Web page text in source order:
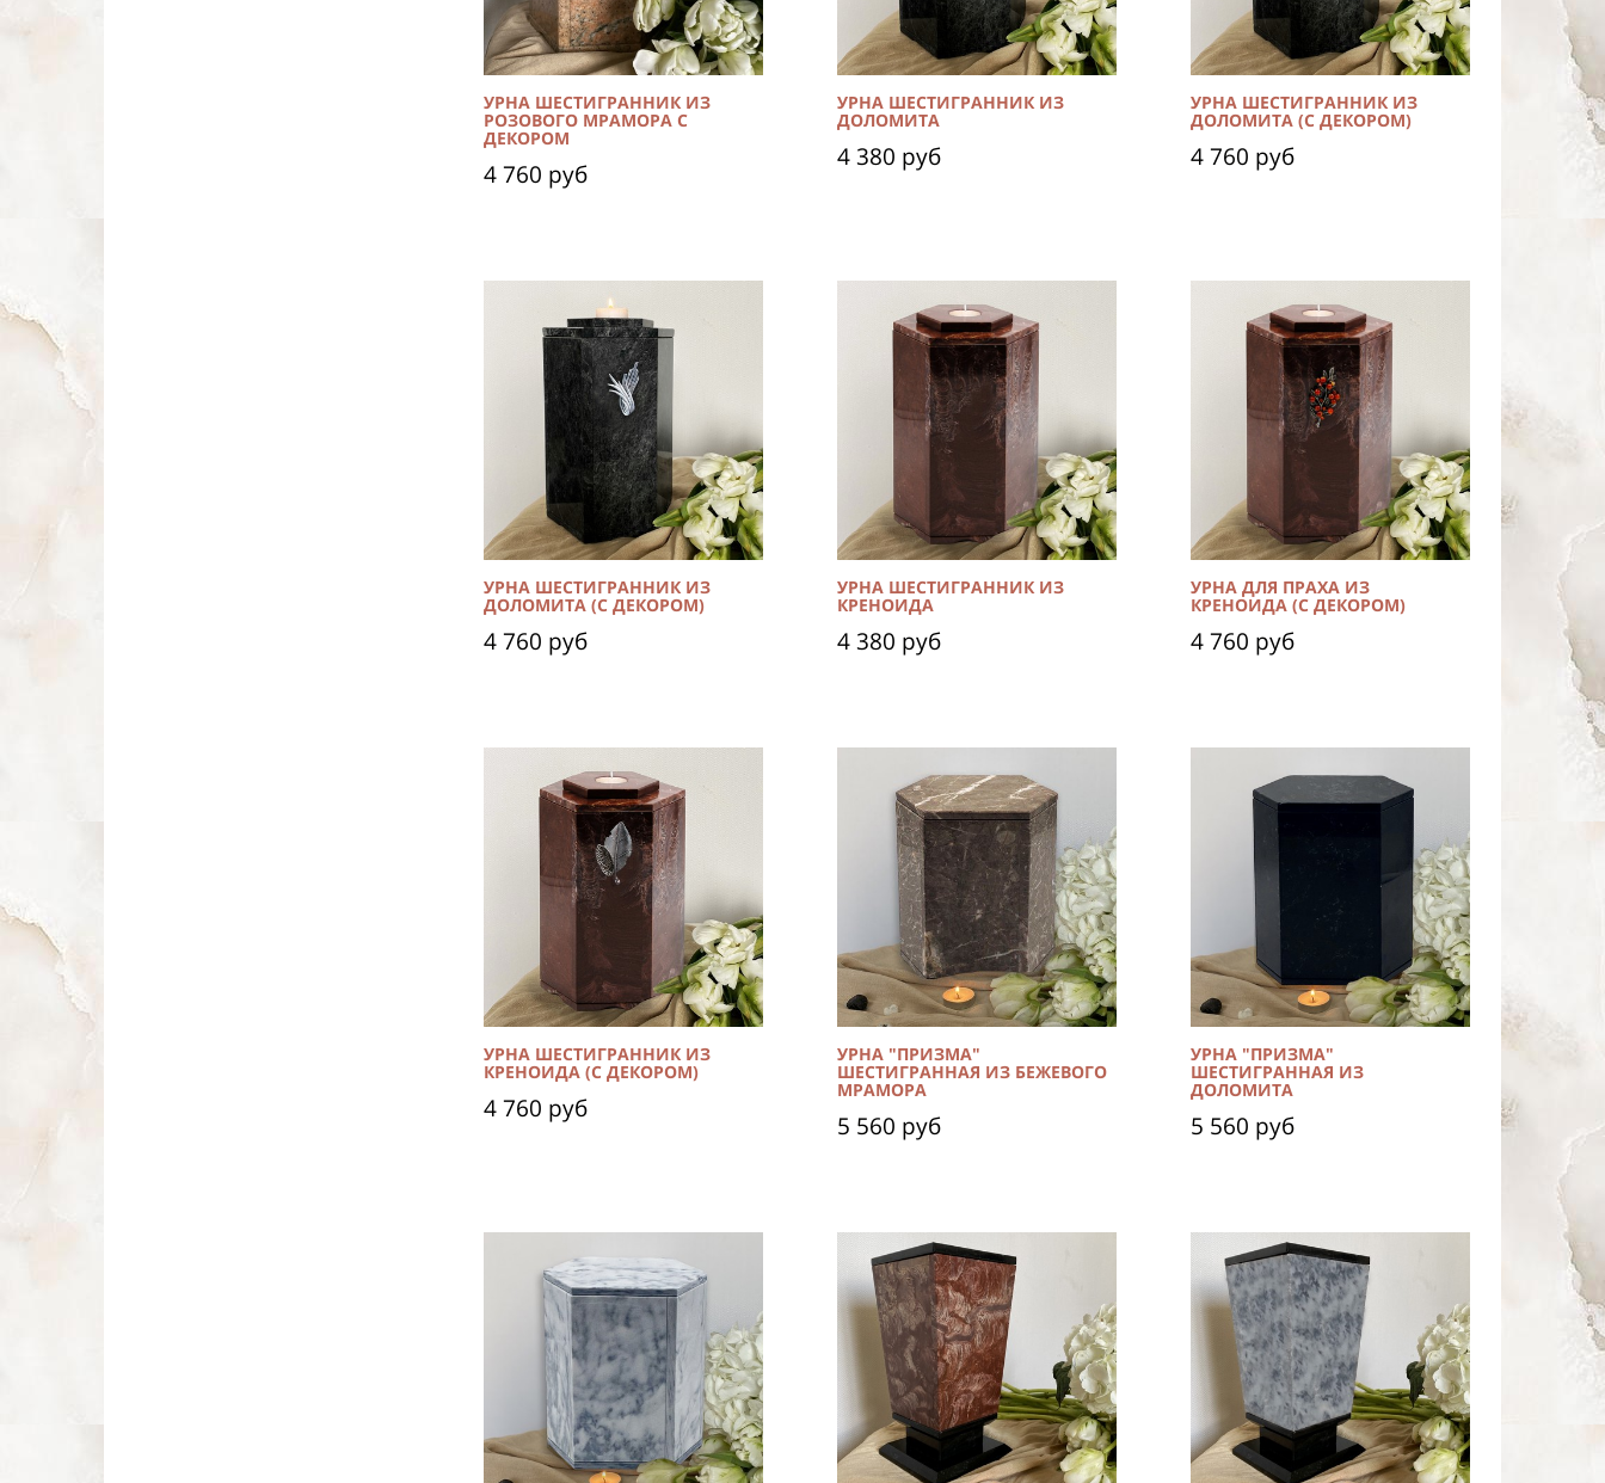
УРНА ШЕСТИГРАННИК ИЗ
РОЗОВОГО МРАМОРА С
ДЕКОРОМ
4 760 руб
УРНА ШЕСТИГРАННИК ИЗ
ДОЛОМИТА
4 380 руб
УРНА ШЕСТИГРАННИК ИЗ
ДОЛОМИТА (С ДЕКОРОМ)
4 760 руб
УРНА ШЕСТИГРАННИК ИЗ
ДОЛОМИТА (С ДЕКОРОМ)
4 760 руб
УРНА ШЕСТИГРАННИК ИЗ
КРЕНОИДА
4 380 руб
УРНА ДЛЯ ПРАХА ИЗ
КРЕНОИДА (С ДЕКОРОМ)
4 760 руб
УРНА ШЕСТИГРАННИК ИЗ
КРЕНОИДА (С ДЕКОРОМ)
4 760 руб
УРНА "ПРИЗМА"
ШЕСТИГРАННАЯ ИЗ БЕЖЕВОГО
МРАМОРА
5 560 руб
УРНА "ПРИЗМА"
ШЕСТИГРАННАЯ ИЗ
ДОЛОМИТА
5 560 руб